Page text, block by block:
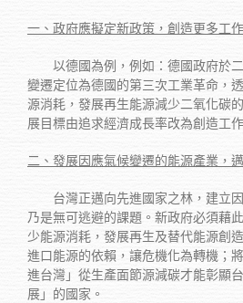
一、政府應擬定新政策，創造更多工
以德國為例，例如：德國政府於
變遷定位為德國的第三次工業革命，
源消耗，發展再生能源減少二氧化碳
展目標由追求經濟成長率改為創造工
二、發展因應氣候變遷的能源產業，
台灣正邁向先進國家之林，建立因
乃是無可逃避的課題。新政府必須藉
少能源消耗，發展再生及替代能源創
進口能源的依賴，讓危機化為轉機；
進台灣」從生產面節源減碳才能彰顯
展」的國家。